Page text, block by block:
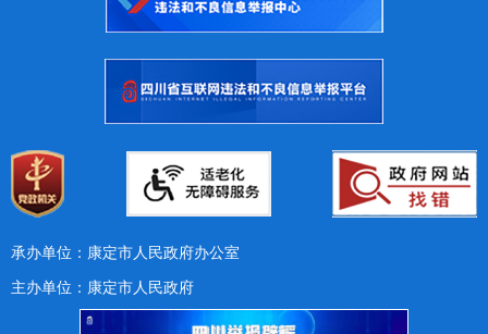
承办单位：康定市人民政府办公室
主办单位：康定市人民政府